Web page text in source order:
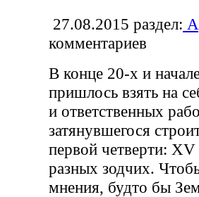
27.08.2015 раздел:
комментариев
В конце 20-х и
пришлось взять на
и ответственных
затянувшегося
первой четверти:
разных зодчих.
мнения, будто бы